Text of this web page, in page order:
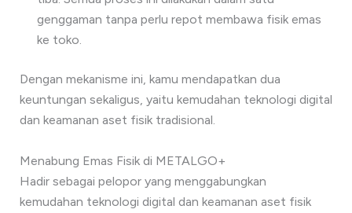
genggaman tanpa perlu repot membawa fisik emas
ke toko.
Dengan mekanisme ini, kamu mendapatkan dua
keuntungan sekaligus, yaitu kemudahan teknologi digital
dan keamanan aset fisik tradisional.
Menabung Emas Fisik di METALGO+
Hadir sebagai pelopor yang menggabungkan
kemudahan teknologi digital dan keamanan aset fisik